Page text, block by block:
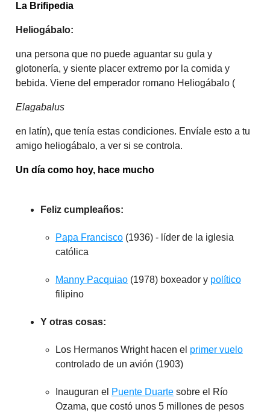
La Brifipedia
Heliogábalo:
una persona que no puede aguantar su gula y
glotonería, y siente placer extremo por la comida y
bebida. Viene del emperador romano Heliogábalo (
Elagabalus
en latín), que tenía estas condiciones. Envíale esto a tu
amigo heliogábalo, a ver si se controla.
Un día como hoy, hace mucho
Feliz cumpleaños:
Papa Francisco (1936) - líder de la iglesia
católica
Manny Pacquiao (1978) boxeador y político
filipino
Y otras cosas:
Los Hermanos Wright hacen el primer vuelo
controlado de un avión (1903)
Inauguran el Puente Duarte sobre el Río
Ozama, que costó unos 5 millones de pesos